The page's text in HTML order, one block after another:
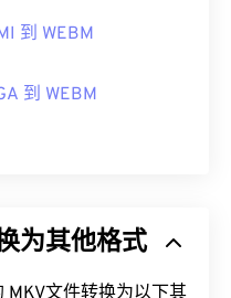
到 WEBM
到 WEBM
为其他格式